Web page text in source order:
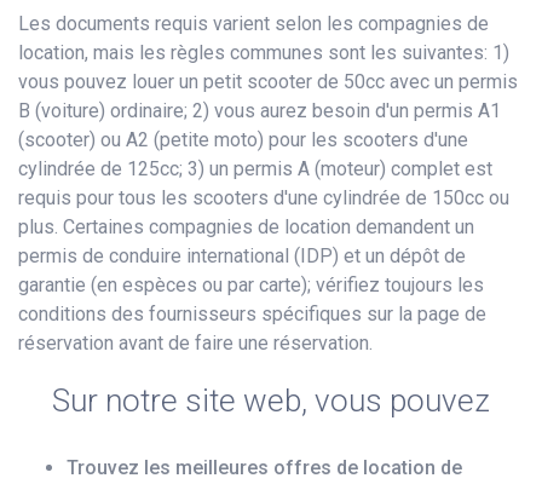
Les documents requis varient selon les compagnies de
location, mais les règles communes sont les suivantes: 1)
vous pouvez louer un petit scooter de 50cc avec un permis
B (voiture) ordinaire; 2) vous aurez besoin d'un permis A1
(scooter) ou A2 (petite moto) pour les scooters d'une
cylindrée de 125cc; 3) un permis A (moteur) complet est
requis pour tous les scooters d'une cylindrée de 150cc ou
plus. Certaines compagnies de location demandent un
permis de conduire international (IDP) et un dépôt de
garantie (en espèces ou par carte); vérifiez toujours les
conditions des fournisseurs spécifiques sur la page de
réservation avant de faire une réservation.
Sur notre site web, vous pouvez
Trouvez les meilleures offres de location de